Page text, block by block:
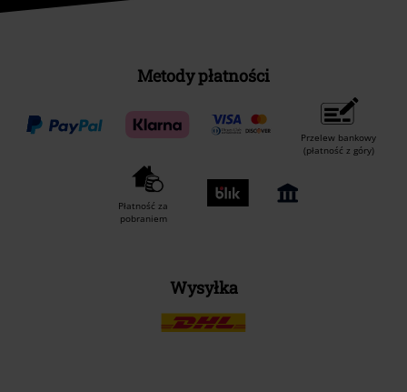
Metody płatności
Przelew bankowy
(płatność z góry)
Płatność za
pobraniem
Wysyłka